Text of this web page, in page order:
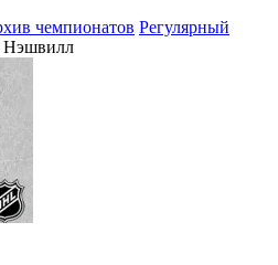
чемпионатов Регулярный
Нэшвилл